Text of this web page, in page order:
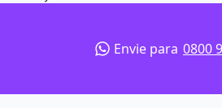
Envie para 0800